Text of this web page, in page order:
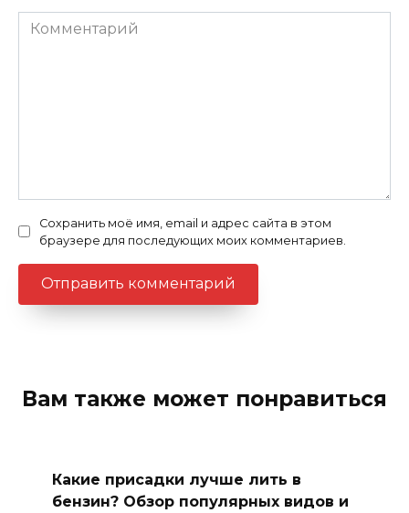
Комментарий
Сохранить моё имя, email и адрес сайта в этом
браузере для последующих моих комментариев.
Вам также может понравиться
Какие присадки лучше лить в
бензин? Обзор популярных видов и